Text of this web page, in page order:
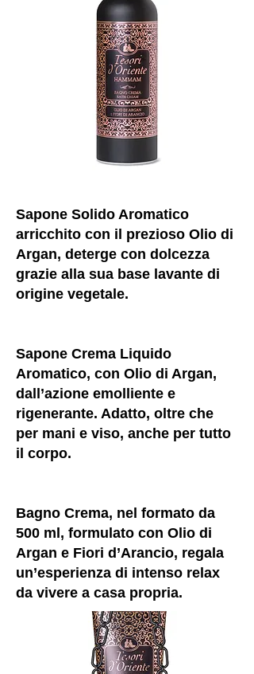
Sapone Solido Aromatico
arricchito con il prezioso Olio di
Argan, deterge con dolcezza
grazie alla sua base lavante di
origine vegetale.
Sapone Crema Liquido
Aromatico, con Olio di Argan,
dall’azione emolliente e
rigenerante. Adatto, oltre che
per mani e viso, anche per tutto
il corpo.
Bagno Crema, nel formato da
500 ml, formulato con Olio di
Argan e Fiori d’Arancio, regala
un’esperienza di intenso relax
da vivere a casa propria.